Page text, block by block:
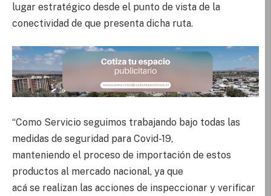
lugar estratégico desde el punto de vista de la
conectividad de que presenta dicha ruta.
“Como Servicio seguimos trabajando bajo todas las
medidas de seguridad para Covid-19,
manteniendo el proceso de importación de estos
productos al mercado nacional, ya que
acá se realizan las acciones de inspeccionar y verificar